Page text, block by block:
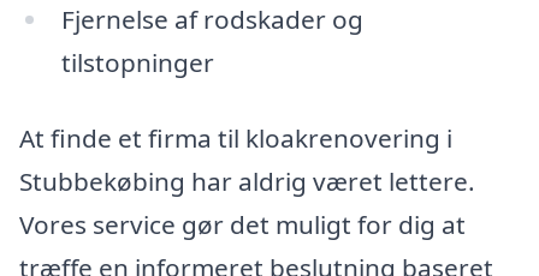
Fjernelse af rodskader og
tilstopninger
At finde et firma til kloakrenovering i
Stubbekøbing har aldrig været lettere.
Vores service gør det muligt for dig at
træffe en informeret beslutning baseret